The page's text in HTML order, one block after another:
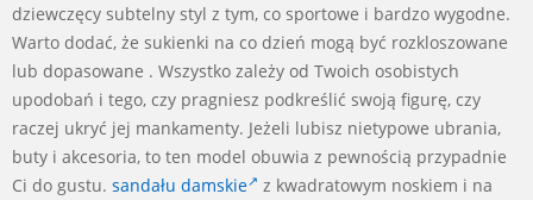
dziewczęcy subtelny styl z tym, co sportowe i bardzo wygodne.
Warto dodać, że sukienki na co dzień mogą być rozkloszowane
lub dopasowane . Wszystko zależy od Twoich osobistych
upodobań i tego, czy pragniesz podkreślić swoją figurę, czy
raczej ukryć jej mankamenty. Jeżeli lubisz nietypowe ubrania,
buty i akcesoria, to ten model obuwia z pewnością przypadnie
Ci do gustu. sandału damskie
z kwadratowym noskiem i na